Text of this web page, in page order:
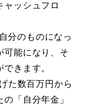
ャッシュフロ
分のものになっ
可能になり、そ
きます。
た数百万円から
「自分年金」